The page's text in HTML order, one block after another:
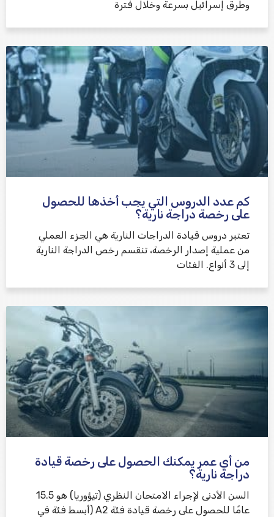
وطرق إسرائيل بسرعة وخلال فترة
كم عدد الدروس التي يجب أخذها للحصول
على رخصة دراجة نارية؟
تعتبر دروس قيادة الدراجات النارية هي الجزء العملي
من عملية إصدار الرخصة، تنقسم رخص الدراجة النارية
إلى 3 أنواع. الفئات
من أي عمر يمكنك الحصول على رخصة قيادة
دراجة نارية؟
السن الأدنى لإجراء الامتحان النظري (تيؤوريا) هو 15.5
عامًا للحصول على رخصة قيادة فئة A2 (أبسط فئة في